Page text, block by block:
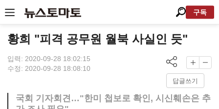
구독
황희 "피격 공무원 월북 사실인 듯"
입력: 2020-09-28 18:02:15
수정: 2020-09-28 18:08:10
답글쓰기
국회 기자회견…"한미 첩보로 확인, 시신훼손은 추